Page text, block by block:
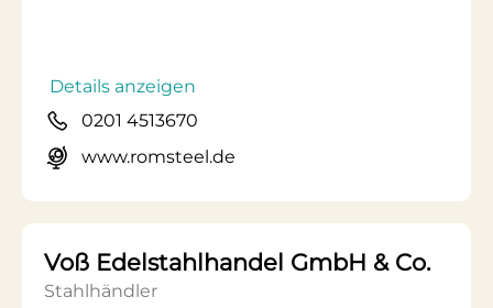
Details anzeigen
0201 4513670
www.romsteel.de
Voß Edelstahlhandel GmbH & Co.
Stahlhändler